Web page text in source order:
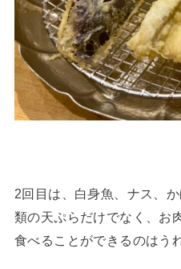
2回目は、白身魚、ナス、
類の天ぷらだけでなく、お
食べることができるのはう